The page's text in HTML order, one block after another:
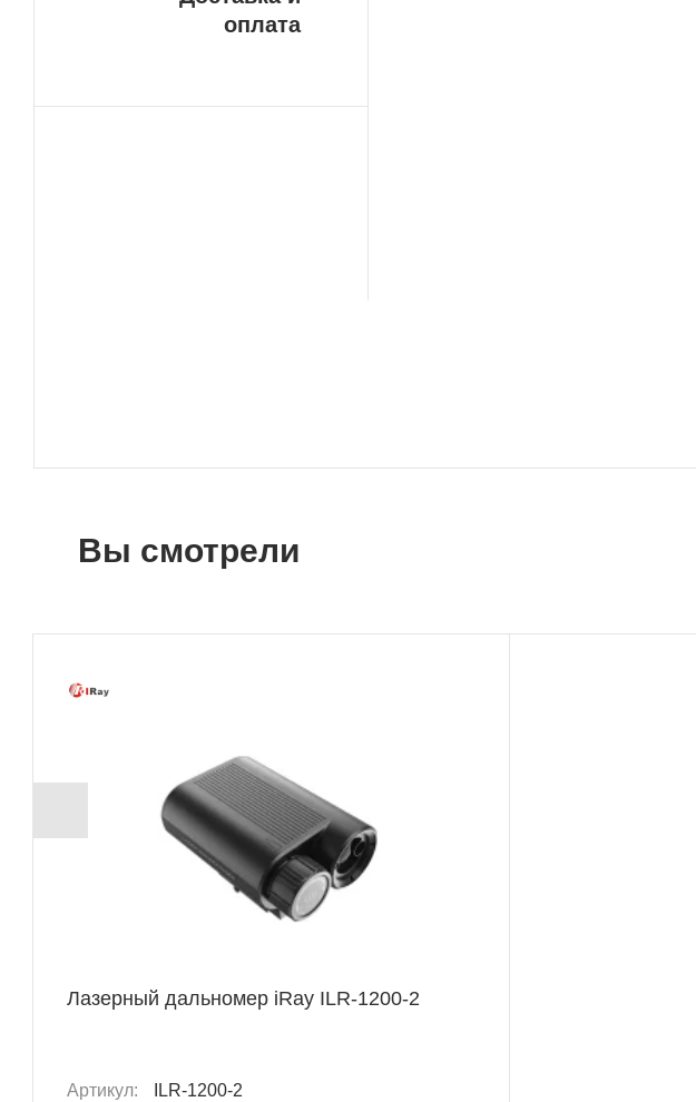
оплата
Вы смотрели
Лазерный дальномер iRay ILR-1200-2
Артикул:
ILR-1200-2